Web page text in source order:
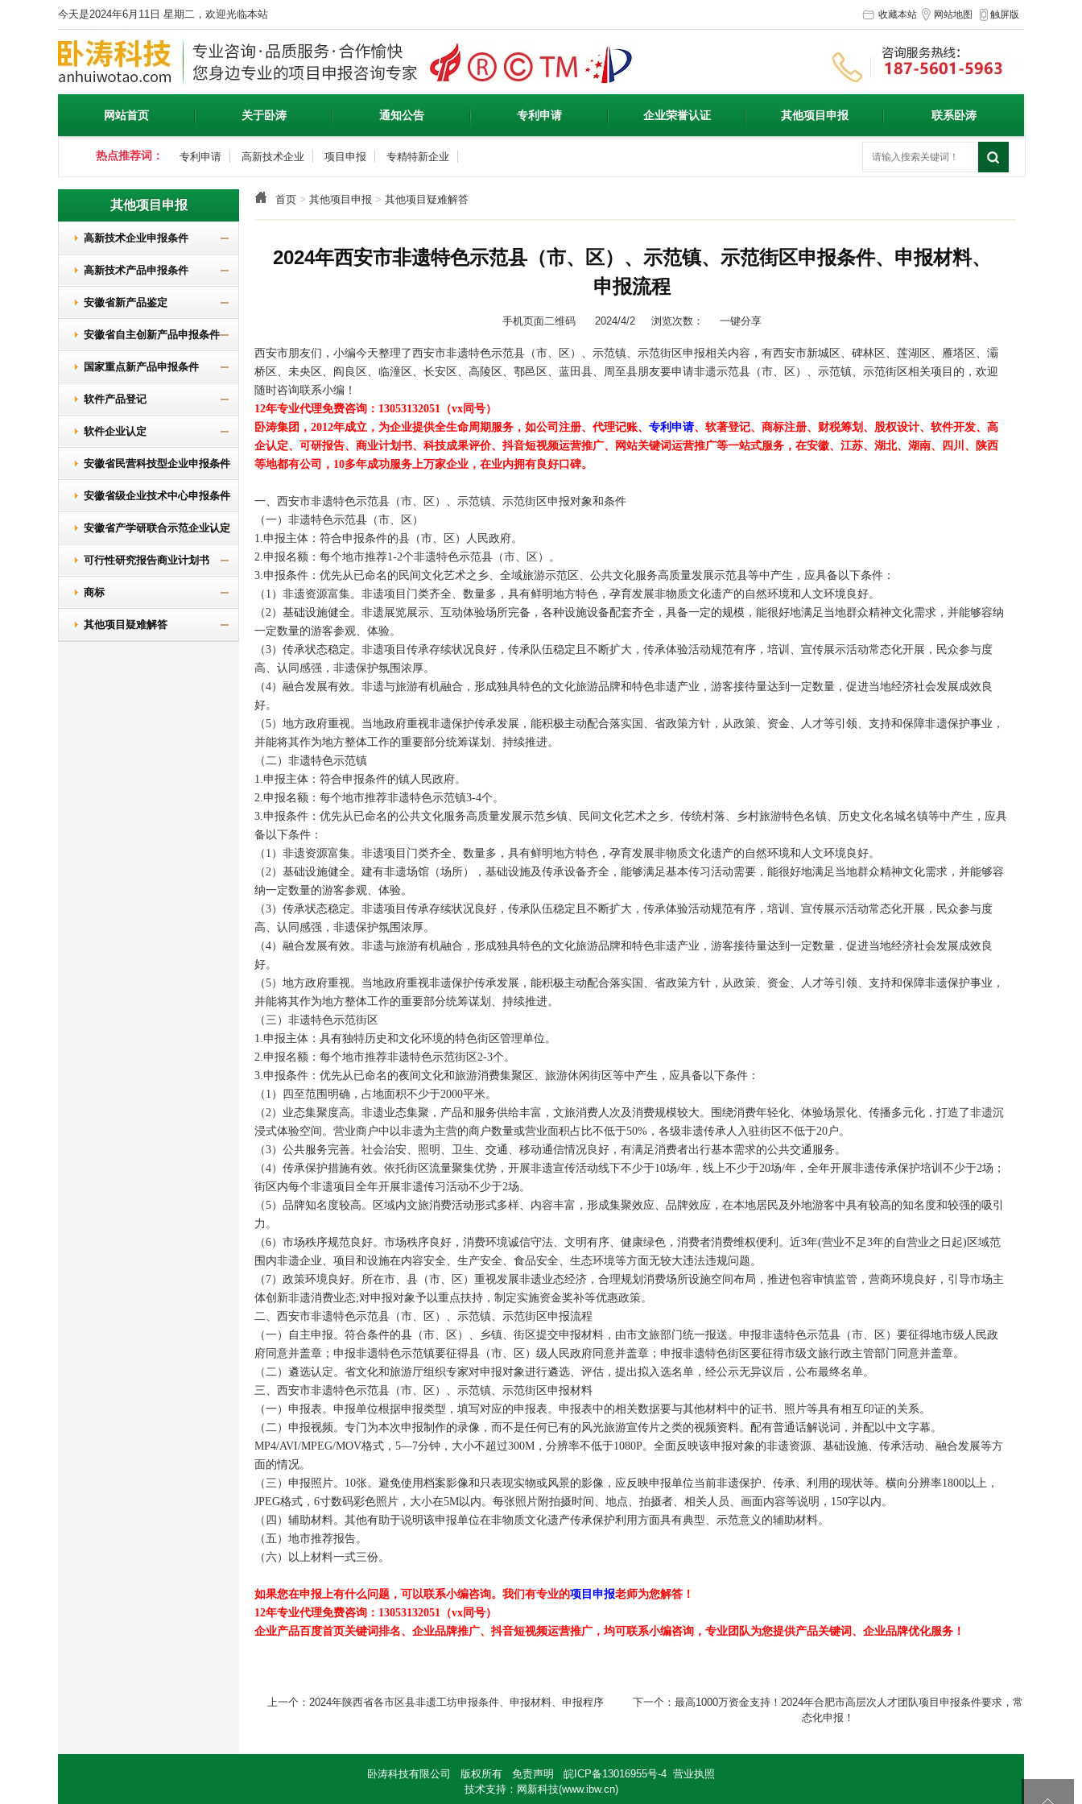
今天是2024年6月11日 星期二，欢迎光临本站 收藏本站 网站地图 触屏版
网站首页 关于卧涛 通知公告 专利申请 企业荣誉认证 其他项目申报 联系卧涛
热点推荐词： 专利申请 高新技术企业 项目申报 专精特新企业
首页 > 其他项目申报 > 其他项目疑难解答
其他项目申报
高新技术企业申报条件
高新技术产品申报条件
安徽省新产品鉴定
安徽省自主创新产品申报条件
国家重点新产品申报条件
软件产品登记
软件企业认定
安徽省民营科技型企业申报条件
安徽省级企业技术中心申报条件
安徽省产学研联合示范企业认定
条件可行性研究报告商业计划书
商标
其他项目疑难解答
2024年西安市非遗特色示范县（市、区）、示范镇、示范街区申报条件、申报材料、
申报流程
手机页面二维码 2024/4/2 浏览次数： 一键分享
西安市朋友们，小编今天整理了西安市非遗特色示范县（市、区）、示范镇、示范街区申报相关内容，有西安市新城区、碑林区、莲湖区、雁塔区、灞
桥区、未央区、阎良区、临潼区、长安区、高陵区、鄠邑区、蓝田县、周至县朋友要申请非遗示范县（市、区）、示范镇、示范街区相关项目的，欢迎
随时咨询联系小编！
12年专业代理免费咨询： 13053132051 （vx 同号）
卧涛集团， 2012年成立，为企业提供全生命周期服务，如公司注册、代理记账、 专利申请、软著登记、商标注册、财税筹划、股权设计、软件开发、高
企认定、可研报告、商业计划书、科技成果评价、抖音短视频运营推广、网站关键词运营推广等一站式服务，在安徽、江苏、湖北、湖南、四川、陕西
等地都有公司， 10多年成功服务上万家企业，在业内拥有良好口碑。
一、西安市非遗特色示范县（市、区）、示范镇、示范街区申报对象和条件
（一）非遗特色示范县（市、区）
1.申报主体：符合申报条件的县（市、区）人民政府。
2.申报名额：每个地市推荐1-2个非遗特色示范县（市、区）。
3.申报条件：优先从已命名的民间文化艺术之乡、全域旅游示范区、公共文化服务高质量发展示范县等中产生，应具备以下条件：
（ 1 ）非遗资源富集。非遗项目门类齐全、数量多，具有鲜明地方特色，孕育发展非物质文化遗产的自然环境和人文环境良好。
（2）基础设施健全。非遗展览展示、互动体验场所完备，各种设施设备配套齐全，具备一定的规模，能很好地满足当地群众精神文化需求，并能够容纳
一定数量的游客参观、体验。
（3）传承状态稳定。非遗项目传承存续状况良好，传承队伍稳定且不断扩大，传承体验活动规范有序，培训、宣传展示活动常态化开展，民众参与度
高、认同感强，非遗保护氛围浓厚。
（4）融合发展有效。非遗与旅游有机融合，形成独具特色的文化旅游品牌和特色非遗产业，游客接待量达到一定数量，促进当地经济社会发展成效良
好。
（5）地方政府重视。当地政府重视非遗保护传承发展，能积极主动配合落实国、省政策方针，从政策、资金、人才等引领、支持和保障非遗保护事业，
并能将其作为地方整体工作的重要部分统筹谋划、持续推进。
（二）非遗特色示范镇
1.申报主体：符合申报条件的镇人民政府。
2.申报名额：每个地市推荐非遗特色示范镇3-4个。
3.申报条件：优先从已命名的公共文化服务高质量发展示范乡镇、民间文化艺术之乡、传统村落、乡村旅游特色名镇、历史文化名城名镇等中产生，应具
备以下条件：
（ 1 ）非遗资源富集。非遗项目门类齐全、数量多，具有鲜明地方特色，孕育发展非物质文化遗产的自然环境和人文环境良好。
（2）基础设施健全。建有非遗场馆（场所），基础设施及传承设备齐全，能够满足基本传习活动需要，能很好地满足当地群众精神文化需求，并能够容
纳一定数量的游客参观、体验。
（3）传承状态稳定。非遗项目传承存续状况良好，传承队伍稳定且不断扩大，传承体验活动规范有序，培训、宣传展示活动常态化开展，民众参与度
高、认同感强，非遗保护氛围浓厚。
（4）融合发展有效。非遗与旅游有机融合，形成独具特色的文化旅游品牌和特色非遗产业，游客接待量达到一定数量，促进当地经济社会发展成效良
好。
（5）地方政府重视。当地政府重视非遗保护传承发展，能积极主动配合落实国、省政策方针，从政策、资金、人才等引领、支持和保障非遗保护事业，
并能将其作为地方整体工作的重要部分统筹谋划、持续推进。
（三）非遗特色示范街区
1.申报主体：具有独特历史和文化环境的特色街区管理单位。
2.申报名额：每个地市推荐非遗特色示范街区2-3个。
3.申报条件：优先从已命名的夜间文化和旅游消费集聚区、旅游休闲街区等中产生，应具备以下条件：
（ 1 ）四至范围明确，占地面积不少于2000平米。
（2）业态集聚度高。非遗业态集聚，产品和服务供给丰富，文旅消费人次及消费规模较大。围绕消费年轻化、体验场景化、传播多元化，打造了非遗沉
浸式体验空间。营业商户中以非遗为主营的商户数量或营业面积占比不低于50% ，各级非遗传承人入驻街区不低于20户。
（3）公共服务完善。社会治安、照明、卫生、交通、移动通信情况良好，有满足消费者出行基本需求的公共交通服务。
（4）传承保护措施有效。依托街区流量聚集优势，开展非遗宣传活动线下不少于10场/年，线上不少于20场/年，全年开展非遗传承保护培训不少于2场；
街区内每个非遗项目全年开展非遗传习活动不少于2场。
（5）品牌知名度较高。区域内文旅消费活动形式多样、内容丰富，形成集聚效应、品牌效应，在本地居民及外地游客中具有较高的知名度和较强的吸引
力。
（6）市场秩序规范良好。市场秩序良好，消费环境诚信守法、文明有序、健康绿色，消费者消费维权便利。近3年(营业不足3年的自营业之日起) 区域范
围内非遗企业、项目和设施在内容安全、生产安全、食品安全、生态环境等方面无较大违法违规问题。
（ 7）政策环境良好。所在市、县（市、区）重视发展非遗业态经济，合理规划消费场所设施空间布局，推进包容审慎监管，营商环境良好，引导市场主
体创新非遗消费业态;对申报对象予以重点扶持，制定实施资金奖补等优惠政策。
二、西安市非遗特色示范县（市、区）、示范镇、示范街区申报流程
（一）自主申报。符合条件的县（市、区）、乡镇、街区提交申报材料，由市文旅部门统一报送。申报非遗特色示范县（市、区）要征得地市级人民政
府同意并盖章；申报非遗特色示范镇要征得县（市、区）级人民政府同意并盖章；申报非遗特色街区要征得市级文旅行政主管部门同意并盖章。
（二）遴选认定。省文化和旅游厅组织专家对申报对象进行遴选、评估，提出拟入选名单，经公示无异议后，公布最终名单。
三、西安市非遗特色示范县（市、区）、示范镇、示范街区申报材料
（一）申报表。申报单位根据申报类型，填写对应的申报表。申报表中的相关数据要与其他材料中的证书、照片等具有相互印证的关系。
（二）申报视频。专门为本次申报制作的录像，而不是任何已有的风光旅游宣传片之类的视频资料。配有普通话解说词，并配以中文字幕。
MP4/AVI/MPEG/MOV格式， 5—7分钟，大小不超过300M ，分辨率不低于1080P。全面反映该申报对象的非遗资源、基础设施、传承活动、融合发展等方
面的情况。
（三）申报照片。 10张。避免使用档案影像和只表现实物或风景的影像，应反映申报单位当前非遗保护、传承、利用的现状等。横向分辨率1800以上，
JPEG格式， 6寸数码彩色照片，大小在5M以内。每张照片附拍摄时间、地点、拍摄者、相关人员、画面内容等说明， 150字以内。
（四）辅助材料。其他有助于说明该申报单位在非物质文化遗产传承保护利用方面具有典型、示范意义的辅助材料。
（五）地市推荐报告。
（六）以上材料一式三份。
如果您在申报上有什么问题，可以联系小编咨询。我们有专业的项目申报老师为您解答！
12年专业代理免费咨询： 13053132051 （vx 同号）
企业产品百度首页关键词排名、企业品牌推广、抖音短视频运营推广，均可联系小编咨询，专业团队为您提供产品关键词、企业品牌优化服务！
上一个： 2024年陕西省各市区县非遗工坊申报条件、申报材料、申报程序 下一个： 最高1000万资金支持！2024年合肥市高层次人才团队项目申报条件要求，常
态化申报！
卧涛科技有限公司 版权所有 免责声明 皖ICP备13016955号-4 营业执照
技术支持： 网新科技(www.ibw.cn)